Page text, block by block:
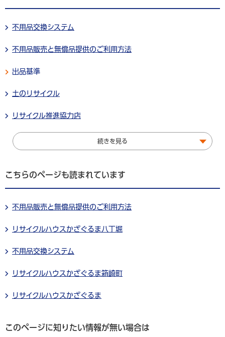
不用品交換システム
不用品販売と無償品提供のご利用方法
出品基準
土のリサイクル
リサイクル推進協力店
続きを見る
こちらのページも読まれています
不用品販売と無償品提供のご利用方法
リサイクルハウスかざぐるま八丁堀
不用品交換システム
リサイクルハウスかざぐるま箱崎町
リサイクルハウスかざぐるま
このページに知りたい情報が無い場合は